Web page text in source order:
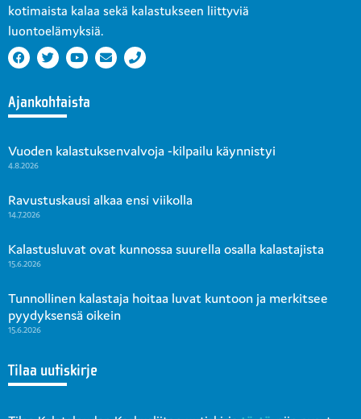
kotimaista kalaa sekä kalastukseen liittyviä
luontoelämyksiä.
Ajankohtaista
Vuoden kalastuksenvalvoja -kilpailu käynnistyi
4.8.2026
Ravustuskausi alkaa ensi viikolla
14.7.2026
Kalastusluvat ovat kunnossa suurella osalla kalastajista
15.6.2026
Tunnollinen kalastaja hoitaa luvat kuntoon ja merkitsee
pyydyksensä oikein
15.6.2026
Tilaa uutiskirje